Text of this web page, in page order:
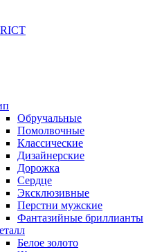
Обручальные
Помолвочные
Классические
Дизайнерские
Дорожка
Сердце
Эксклюзивные
Перстни мужские
Фантазийные бриллианты
Белое золото